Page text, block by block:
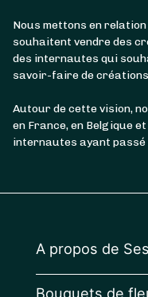
Nous mettons en
souhaitent vendre des
des internautes qui
savoir-faire de
Autour de cette vision,
en France, en Belgique
internautes ayant passé
A propos de
Bouquets de